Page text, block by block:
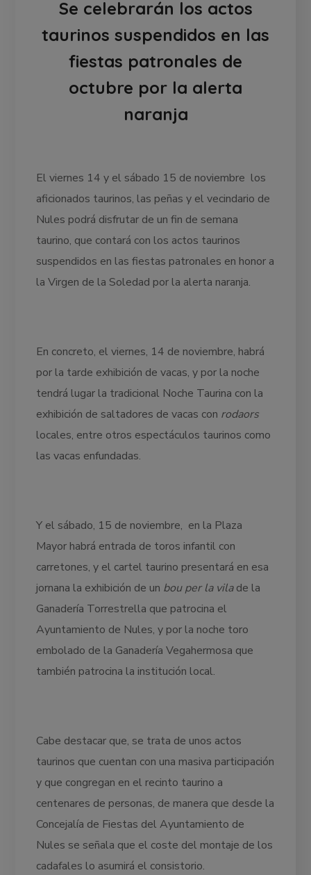
Se celebrarán los actos
taurinos suspendidos en las
fiestas patronales de
octubre por la alerta
naranja
El viernes 14 y el sábado 15 de noviembre los
aficionados taurinos, las peñas y el vecindario de
Nules podrá disfrutar de un fin de semana
taurino, que contará con los actos taurinos
suspendidos en las fiestas patronales en honor a
la Virgen de la Soledad por la alerta naranja.
En concreto, el viernes, 14 de noviembre, habrá
por la tarde exhibición de vacas, y por la noche
tendrá lugar la tradicional Noche Taurina con la
exhibición de saltadores de vacas con rodaors
locales, entre otros espectáculos taurinos como
las vacas enfundadas.
Y el sábado, 15 de noviembre, en la Plaza
Mayor habrá entrada de toros infantil con
carretones, y el cartel taurino presentará en esa
jornana la exhibición de un bou per la vilade la
Ganadería Torrestrella que patrocina el
Ayuntamiento de Nules, y por la noche toro
embolado de la Ganadería Vegahermosa que
también patrocina la institución local.
Cabe destacar que, se trata de unos actos
taurinos que cuentan con una masiva participación
y que congregan en el recinto taurino a
centenares de personas, de manera que desde la
Concejalía de Fiestas del Ayuntamiento de
Nules se señala que el coste del montaje de los
cadafales lo asumirá el consistorio.